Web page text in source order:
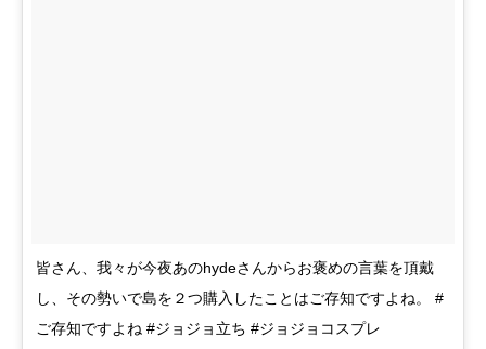
皆さん、我々が今夜あのhydeさんからお褒めの言葉を頂戴
し、その勢いで島を２つ購入したことはご存知ですよね。 #
ご存知ですよね #ジョジョ立ち #ジョジョコスプレ